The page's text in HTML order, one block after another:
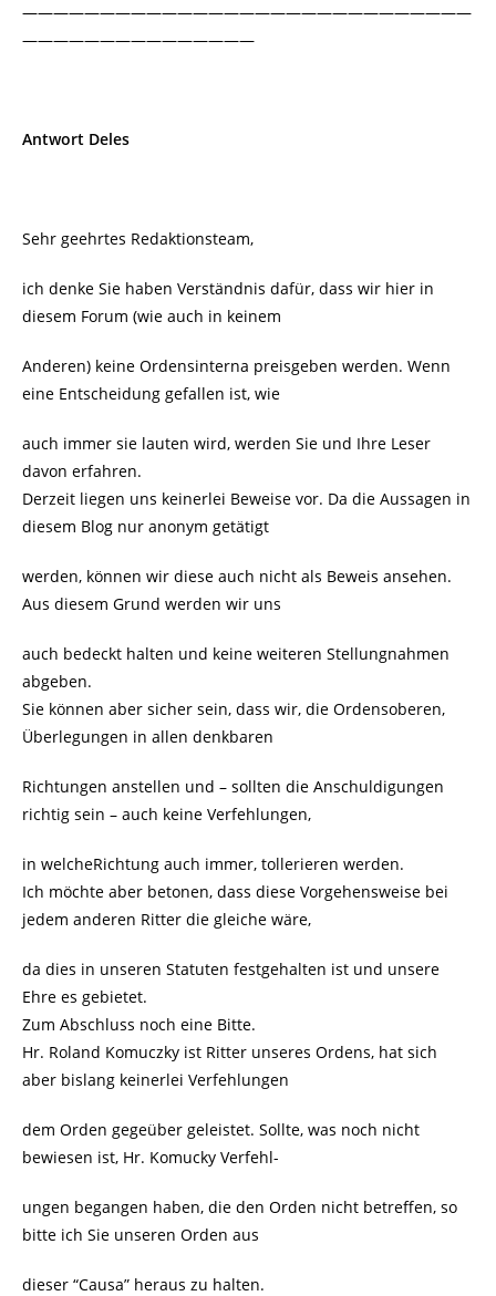
—————————————————————————————
———————————————
Antwort Deles
Sehr geehrtes Redaktionsteam,
ich denke Sie haben Verständnis dafür, dass wir hier in
diesem Forum (wie auch in keinem
Anderen) keine Ordensinterna preisgeben werden. Wenn
eine Entscheidung gefallen ist, wie
auch immer sie lauten wird, werden Sie und Ihre Leser
davon erfahren.
Derzeit liegen uns keinerlei Beweise vor. Da die Aussagen in
diesem Blog nur anonym getätigt
werden, können wir diese auch nicht als Beweis ansehen.
Aus diesem Grund werden wir uns
auch bedeckt halten und keine weiteren Stellungnahmen
abgeben.
Sie können aber sicher sein, dass wir, die Ordensoberen,
Überlegungen in allen denkbaren
Richtungen anstellen und – sollten die Anschuldigungen
richtig sein – auch keine Verfehlungen,
in welcheRichtung auch immer, tollerieren werden.
Ich möchte aber betonen, dass diese Vorgehensweise bei
jedem anderen Ritter die gleiche wäre,
da dies in unseren Statuten festgehalten ist und unsere
Ehre es gebietet.
Zum Abschluss noch eine Bitte.
Hr. Roland Komuczky ist Ritter unseres Ordens, hat sich
aber bislang keinerlei Verfehlungen
dem Orden gegeüber geleistet. Sollte, was noch nicht
bewiesen ist, Hr. Komucky Verfehl-
ungen begangen haben, die den Orden nicht betreffen, so
bitte ich Sie unseren Orden aus
dieser “Causa” heraus zu halten.